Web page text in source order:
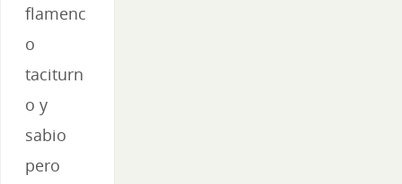
flamenc
o
taciturn
o y
sabio
pero